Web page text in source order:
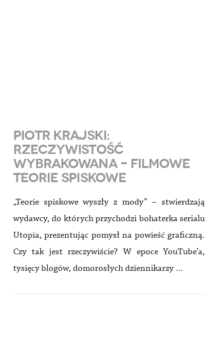
PIOTR KRAJSKI:
RZECZYWISTOŚĆ
WYBRAKOWANA – FILMOWE
TEORIE SPISKOWE
„Teorie spiskowe wyszły z mody” – stwierdzają
wydawcy, do których przychodzi bohaterka serialu
Utopia, prezentując pomysł na powieść graficzną.
Czy tak jest rzeczywiście? W epoce YouTube’a,
tysięcy blogów, domorosłych dziennikarzy …